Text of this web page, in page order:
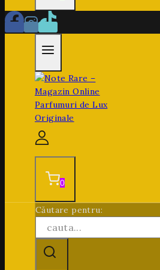
0
Căutare pentru: